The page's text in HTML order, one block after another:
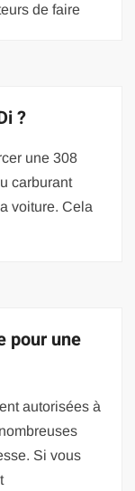
de faire
?
une 308
carburant
voiture. Cela
pour une
autorisées à
Si vous